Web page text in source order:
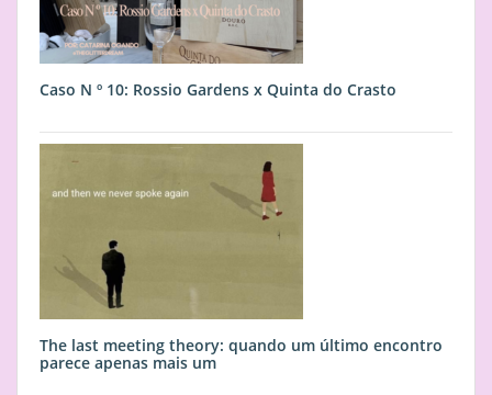
Caso N º 10: Rossio Gardens x Quinta do Crasto
The last meeting theory: quando um último encontro
parece apenas mais um